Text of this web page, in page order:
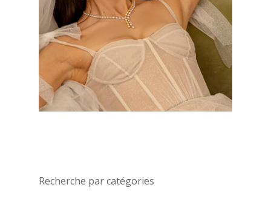
Recherche par catégories